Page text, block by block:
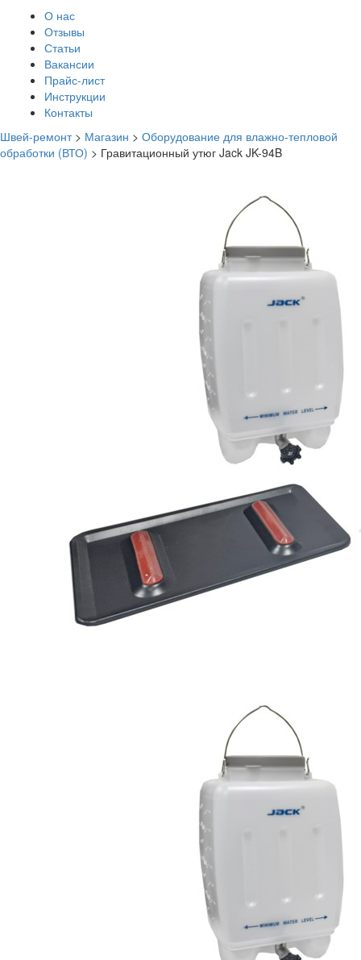
О нас
Отзывы
Статьи
Вакансии
Прайс-лист
Инструкции
Контакты
Швей-ремонт> Магазин > Оборудование для влажно-тепловой
обработки (ВТО) > Гравитационный утюг Jack JK-94B